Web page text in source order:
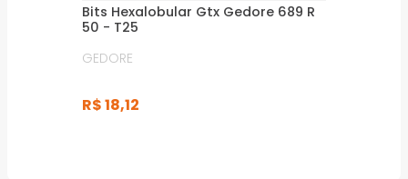
Bits Hexalobular Gtx Gedore 689 R
50 - T25
GEDORE
R$18,12